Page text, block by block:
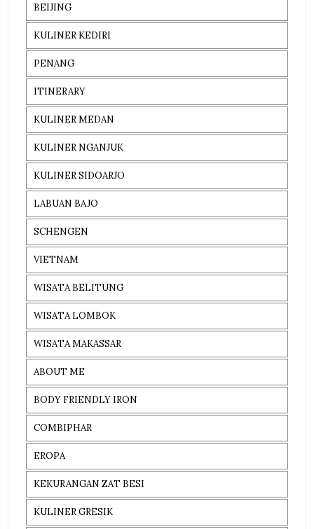
BEIJING
KULINER KEDIRI
PENANG
ITINERARY
KULINER MEDAN
KULINER NGANJUK
KULINER SIDOARJO
LABUAN BAJO
SCHENGEN
VIETNAM
WISATA BELITUNG
WISATA LOMBOK
WISATA MAKASSAR
ABOUT ME
BODY FRIENDLY IRON
COMBIPHAR
EROPA
KEKURANGAN ZAT BESI
KULINER GRESIK